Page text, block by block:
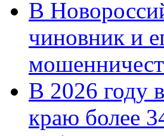
В
чиновник и
В 2026 году
краю более